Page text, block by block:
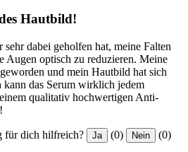
Hautbild!
sehr dabei geholfen hat, meine Falten
Augen optisch zu reduzieren. Meine
und mein Hautbild hat sich
kann das Serum wirklich jedem
qualitativ hochwertigen Anti-
für dich hilfreich? Ja (0) Nein (0)